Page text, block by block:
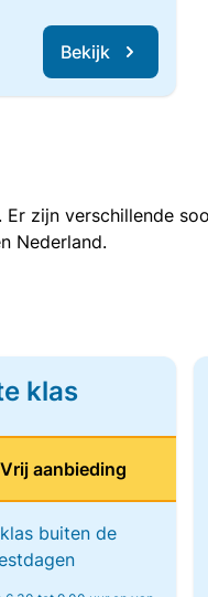
Bekijk
zijn verschillende
Nederland.
klas
aanbieding
buiten de